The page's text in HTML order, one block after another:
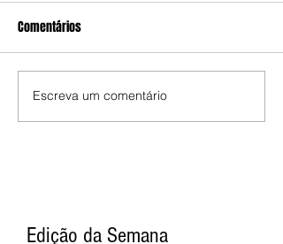
Comentários
Escreva um comentário
Edição da Semana